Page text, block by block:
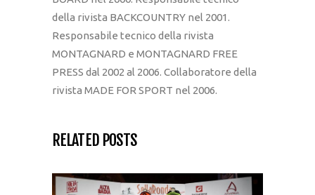
della rivista BACKCOUNTRY nel 2001.
Responsabile tecnico della rivista
MONTAGNARD e MONTAGNARD FREE
PRESS dal 2002 al 2006. Collaboratore della
rivista MADE FOR SPORT nel 2006.
RELATED POSTS